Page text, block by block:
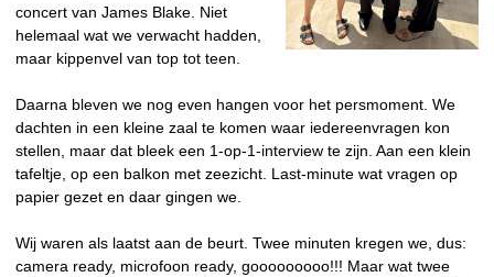
concert van James Blake. Niet
helemaal wat we verwacht hadden,
maar kippenvel van top tot teen.
Daarna bleven we nog even hangen voor het persmoment. We
dachten in een kleine zaal te komen waar iedereenvragen kon
stellen, maar dat bleek een 1-op-1-interview te zijn. Aan een klein
tafeltje, op een balkon met zeezicht. Last-minute wat vragen op
papier gezet en daar gingen we.
Wij waren als laatst aan de beurt. Twee minuten kregen we, dus:
camera ready, microfoon ready, gooooooooo!!! Maar wat twee